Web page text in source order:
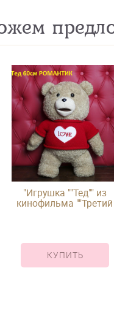
"Игрушка ""Тед"" из
кинофильма ""Третий
КУПИТЬ